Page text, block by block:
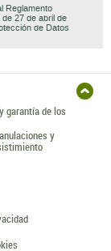
Reglamento
27 de abril de
de Datos
garantía de los
y